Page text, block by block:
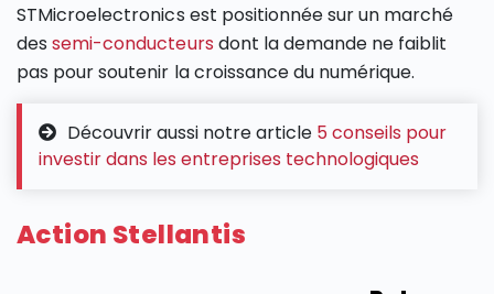
STMicroelectronics est positionnée sur un marché
dessemi-conducteurs dont la demande ne faiblit
pas pour soutenir la croissance du numérique.
Découvrir aussi notre article 5 conseils pour
investir dans les entreprises technologiques
Action Stellantis